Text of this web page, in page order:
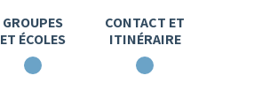
GROUPES
ET ÉCOLES
CONTACT ET
ITINÉRAIRE